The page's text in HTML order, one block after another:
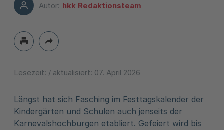
Autor: hkk Redaktionsteam
Lesezeit: / aktualisiert: 07. April 2026
Längst hat sich Fasching im Festtagskalender der
Kindergärten und Schulen auch jenseits der
Karnevalshochburgen etabliert. Gefeiert wird bis